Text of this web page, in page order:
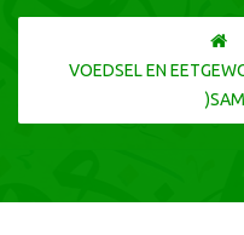
VOEDSEL EN